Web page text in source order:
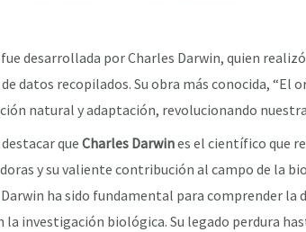
desarrollada por Charles Darwin, quien
datos recopilados. Su obra más conocida, “El
natural y adaptación, revolucionando
que Charles Darwines el científico que
y su valiente contribución al campo de la
ha sido fundamental para comprender la
la investigación biológica. Su legado perdura